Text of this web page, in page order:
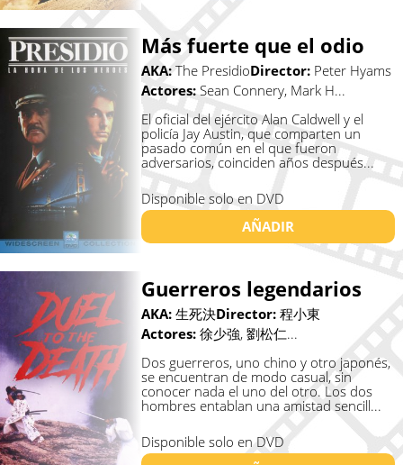
Más fuerte que el odio
AKA:The PresidioDirector: Peter Hyams
Actores: Sean Connery, Mark H...
El oficial del ejército Alan Caldwell y el
policía Jay Austin, que comparten un
pasado común en el que fueron
adversarios, coinciden años después...
Disponible solo en DVD
AÑADIR
Guerreros legendarios
AKA: 生死決Director: 程小東
Actores: 徐少強, 劉松仁...
Dos guerreros, uno chino y otro japonés,
se encuentran de modo casual, sin
conocer nada el uno del otro. Los dos
hombres entablan una amistad sencill...
Disponible solo en DVD